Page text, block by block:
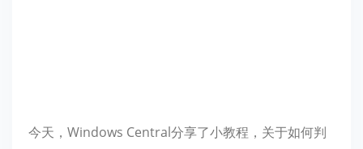
今天，Windows Central分享了小教程，关于如何判